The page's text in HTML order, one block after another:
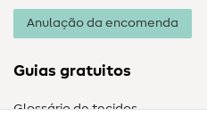
Anulação da encomenda
Guias gratuitos
Glossário de tecidos